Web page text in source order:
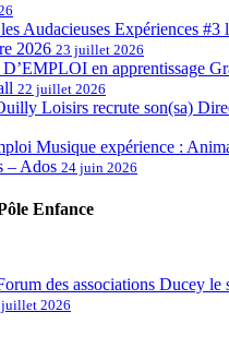
Audacieuses Expériences #3
2026 23 juillet 2026
en apprentissage
22 juillet 2026
Loisirs recrute son(sa)
Musique expérience :
– Ados 24 juin 2026
Enfance
des associations Ducey le
2026